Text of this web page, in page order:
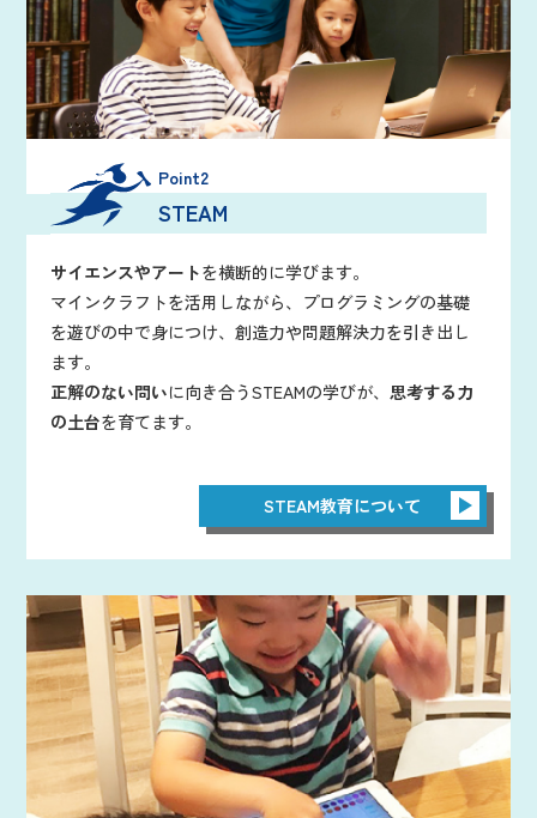
Point2
STEAM
サイエンスやアートを横断的に学びます。
マインクラフトを活用しながら、プログラミングの基礎
を遊びの中で身につけ、創造力や問題解決力を引き出し
ます。
正解のない問いに向き合うSTEAMの学びが、思考する力
の土台を育てます。
STEAM教育について